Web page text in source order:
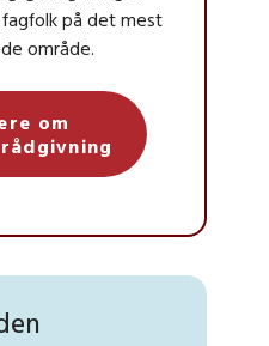
på det mest
område.
om
rådgivning